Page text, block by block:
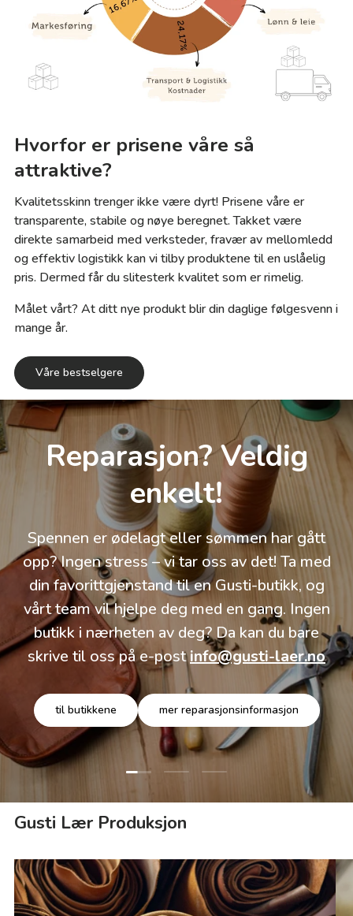
Hvorfor er prisene våre så
attraktive?
Kvalitetsskinn trenger ikke være dyrt! Prisene våre er
transparente, stabile og nøye beregnet. Takket være
direkte samarbeid med verksteder, fravær av mellomledd
og effektiv logistikk kan vi tilby produktene til en uslåelig
pris. Dermed får du slitesterk kvalitet som er rimelig.
Målet vårt? At ditt nye produkt blir din daglige følgesvenn i
mange år.
Våre bestselgere
Reparasjon? Veldig
enkelt!
Spennen er ødelagt eller sømmen har gått
opp? Ingen stress – vi tar oss av det! Ta med
din favorittgjenstand til en Gusti-butikk, og
vårt team vil hjelpe deg med en gang. Ingen
butikk i nærheten av deg? Da kan du bare
skrive til oss på e-postinfo@gusti-laer.no
til butikkene mer reparasjonsinformasjon
Last lysbilde 1 av 3
Last lysbilde 2 av 3
Last lysbilde 3 av 3
Gusti Lær Produksjon